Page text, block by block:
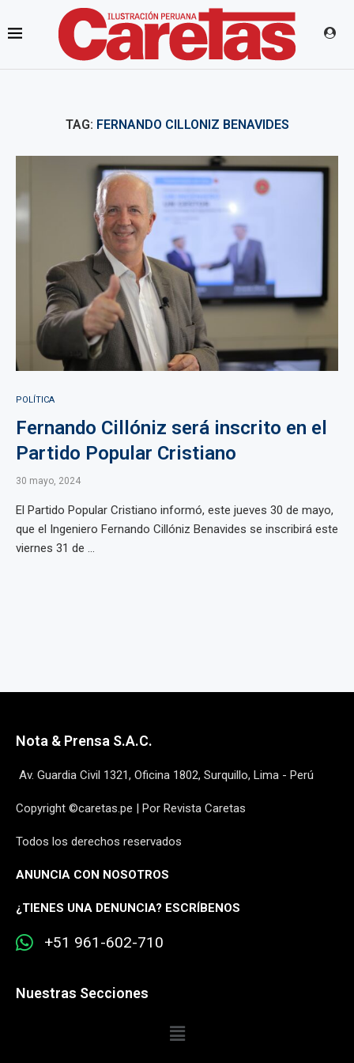
TAG: FERNANDO CILLONIZ BENAVIDES
POLÍTICA
Fernando Cillóniz será inscrito en el
Partido Popular Cristiano
30 mayo, 2024
El Partido Popular Cristiano informó, este jueves 30 de mayo,
que el Ingeniero Fernando Cillóniz Benavides se inscribirá este
viernes 31 de ...
Nota & Prensa S.A.C.
Av. Guardia Civil 1321, Oficina 1802, Surquillo, Lima - Perú
Copyright ©caretas.pe | Por Revista Caretas
Todos los derechos reservados
ANUNCIA CON NOSOTROS
¿TIENES UNA DENUNCIA? ESCRÍBENOS
+51 961-602-710
Nuestras Secciones